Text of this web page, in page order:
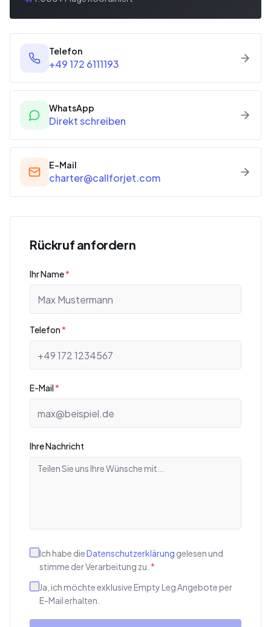
Telefon
+49 172 6111193
WhatsApp
Direkt schreiben
E-Mail
charter@callforjet.com
Rückruf anfordern
Ihr Name*
Telefon*
E-Mail*
Ihre Nachricht
Ich habe dieDatenschutzerklärung gelesen und
stimme der Verarbeitung zu. *
Ja, ich möchte exklusive Empty Leg Angebote per
E-Mail erhalten.